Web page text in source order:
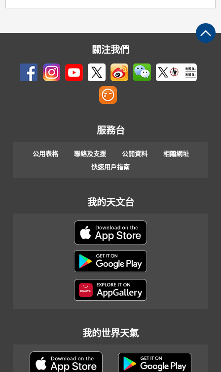
關注我們
M5.0+
M6.0+
服務台
公用表格 聯絡及支援 公開資料
相關網址
快速用戶指南
我的天文台
我的世界天氣